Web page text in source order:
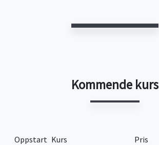
Kommende kurs
Oppstart Kurs Pris